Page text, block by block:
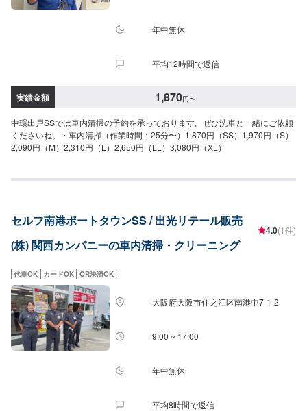
年中無休
平均12時間で返信
実績金額 1,870円〜
中環出戸SSでは車内清掃の予約を承っております。ぜひ洗車と一緒にご依頼
くださいね。・車内清掃（作業時間：25分〜）1,870円（SS）1,970円（S）
2,090円（M）2,310円（L）2,650円（LL）3,080円（XL）
セルフ南港ポートタウンSS / 出光リテール販売
(株) 関西カンパニーの車内清掃・クリーニング
4.0(1件)
代車OK カードOK QR決済OK
大阪府大阪市住之江区南港中7-1-2
9:00 ~ 17:00
年中無休
平均8時間で返信